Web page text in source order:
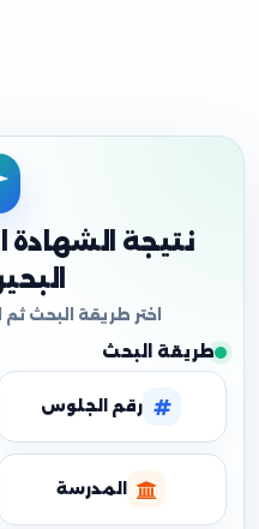
نتيجة الشهادة
البحيرة
طريقة البحث
رقم الجلوس
المدرسة